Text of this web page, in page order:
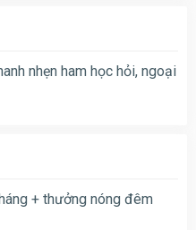
nhẹn ham học hỏi, ngoại
+ thưởng nóng đêm